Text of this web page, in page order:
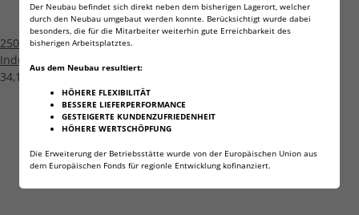
Der Neubau befindet sich direkt neben dem bisherigen Lagerort, welcher
durch den Neubau umgebaut werden konnte. Berücksichtigt wurde dabei
besonders, die für die Mitarbeiter weiterhin gute Erreichbarkeit des
bisherigen Arbeitsplatztes.
Aus dem Neubau resultiert:
HÖHERE FLEXIBILITÄT
BESSERE LIEFERPERFORMANCE
GESTEIGERTE KUNDENZUFRIEDENHEIT
HÖHERE WERTSCHÖPFUNG
Die Erweiterung der Betriebsstätte wurde von der Europäischen Union aus
dem Europäischen Fonds für regionle Entwicklung kofinanziert.
250 x Knopfzelle CR2032 Wilhelm Batterie LIthium 3V CR 2032
Industrieware
34,13 €